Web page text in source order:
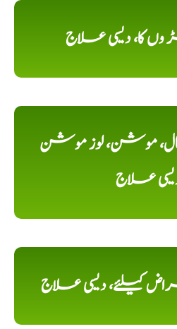
کا، دیسی علاج
موشن، لوز موشن
علاج
دیسی علاج